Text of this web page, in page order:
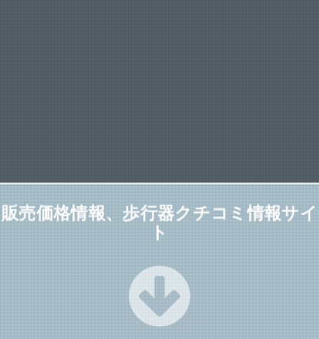
販売価格情報、歩行器クチコミ情報サイ
ト